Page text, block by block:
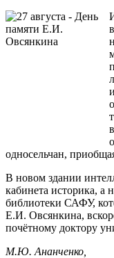
односельчан,
В новом здании
кабинета историка, а
библиотеки САФУ,
Е.И. Овсянкина,
почётному доктору
М.Ю. Ананченко,